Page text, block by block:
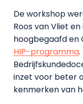
De workshop
Roos van Vliet
hoogbegaafd en
HIP-programma
inzet voor beter
kenmerken van